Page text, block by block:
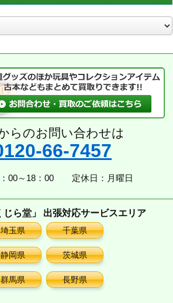
らのお問い合わせは
66-7457
00～18：00 定休日：月曜日
じら堂」 出張対応サービスエリア
埼玉県 千葉県
静岡県 茨城県
群馬県 長野県